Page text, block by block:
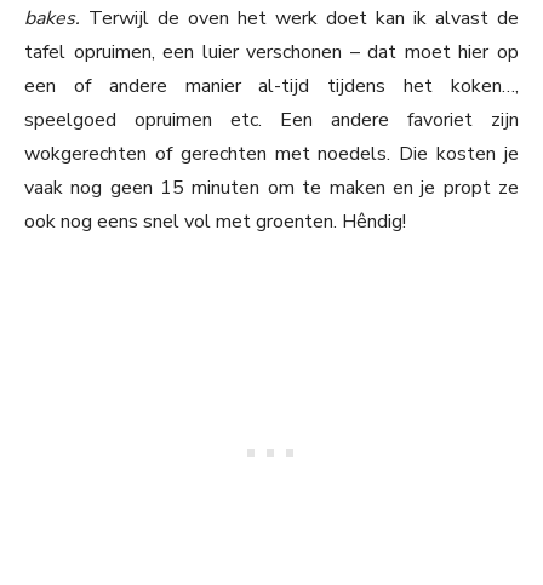
bakes. Terwijl de oven het werk doet kan ik alvast de
tafel opruimen, een luier verschonen – dat moet hier op
een of andere manier al-tijd tijdens het koken…,
speelgoed opruimen etc. Een andere favoriet zijn
wokgerechten of gerechten met noedels. Die kosten je
vaak nog geen 15 minuten om te maken en je propt ze
ook nog eens snel vol met groenten. Hêndig!